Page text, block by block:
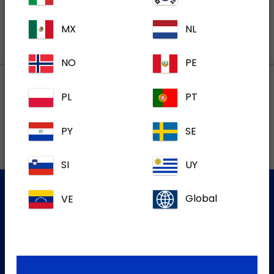
Lokalne adrese
korisnike
MX NL
NO PE
PL PT
PY SE
SI UY
VE Global